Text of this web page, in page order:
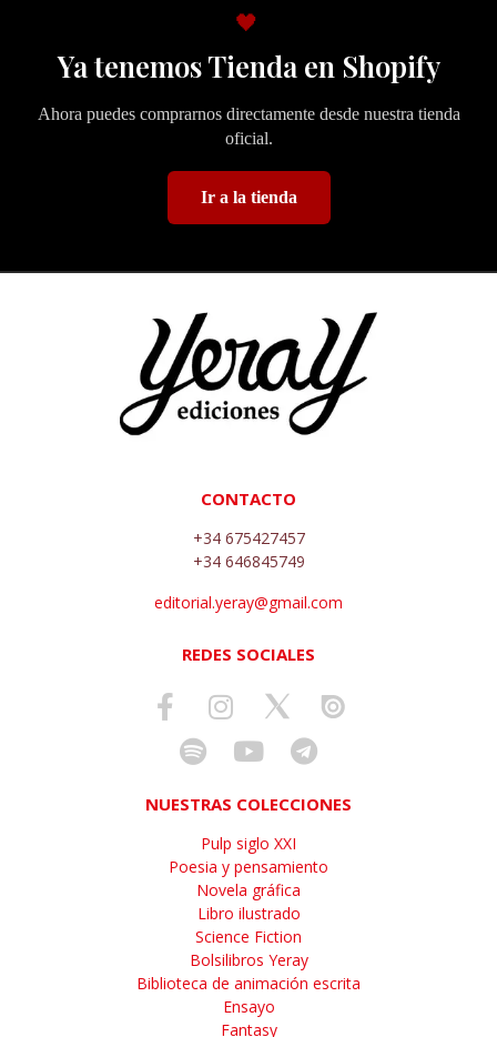
🖤
Ya tenemos Tienda en Shopify
Ahora puedes comprarnos directamente desde nuestra tienda
oficial.
Ir a la tienda
CONTACTO
+34 675427457
+34 646845749
editorial.yeray@gmail.com
REDES SOCIALES
NUESTRAS COLECCIONES
Pulp siglo XXI
Poesia y pensamiento
Novela gráfica
Libro ilustrado
Science Fiction
Bolsilibros Yeray
Biblioteca de animación escrita
Ensayo
Fantasy